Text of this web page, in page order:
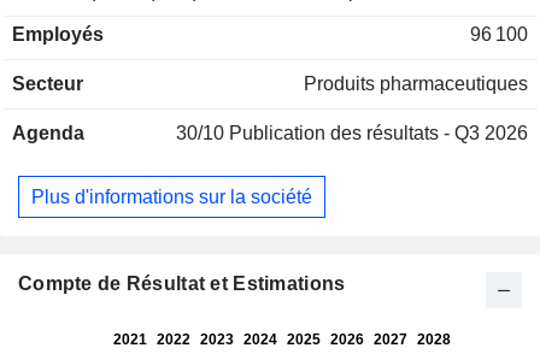
inflammatoires, maladies neurologiques, maladies gastro-
collaboration (0,2%). La répartition géographique du CA est
Unis (40,8%), Amériques (6,1%) et Afrique-Asie-Australie
Employés 96 100
Secteur Produits pharmaceutiques
Agenda 30/10 Publication des résultats - Q3 2026
Plus d'informations sur la société
Compte de Résultat et Estimations